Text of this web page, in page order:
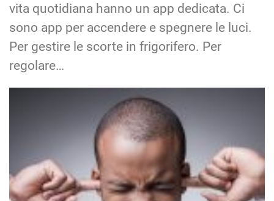
vita quotidiana hanno un app dedicata. Ci
sono app per accendere e spegnere le luci.
Per gestire le scorte in frigorifero. Per
regolare…